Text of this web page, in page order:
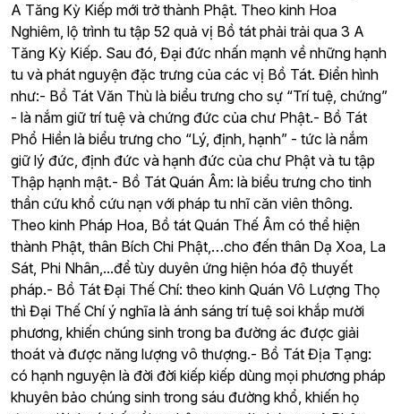
A Tăng Kỳ Kiếp mới trở thành Phật. Theo kinh Hoa
Nghiêm, lộ trình tu tập 52 quả vị Bồ tát phải trải qua 3 A
Tăng Kỳ Kiếp. Sau đó, Đại đức nhấn mạnh về những hạnh
tu và phát nguyện đặc trưng của các vị Bồ Tát. Điển hình
như:- Bồ Tát Văn Thù là biểu trưng cho sự “Trí tuệ, chứng”
- là nắm giữ trí tuệ và chứng đức của chư Phật.- Bồ Tát
Phổ Hiền là biểu trưng cho “Lý, định, hạnh” - tức là nắm
giữ lý đức, định đức và hạnh đức của chư Phật và tu tập
Thập hạnh mật.- Bồ Tát Quán Âm: là biểu trưng cho tinh
thần cứu khổ cứu nạn với pháp tu nhĩ căn viên thông.
Theo kinh Pháp Hoa, Bồ tát Quán Thế Âm có thể hiện
thành Phật, thân Bích Chi Phật,…cho đến thân Dạ Xoa, La
Sát, Phi Nhân,...để tùy duyên ứng hiện hóa độ thuyết
pháp.- Bồ Tát Đại Thế Chí: theo kinh Quán Vô Lượng Thọ
thì Đại Thế Chí ý nghĩa là ánh sáng trí tuệ soi khắp mười
phương, khiến chúng sinh trong ba đường ác được giải
thoát và được năng lượng vô thượng.- Bồ Tát Địa Tạng:
có hạnh nguyện là đời đời kiếp kiếp dùng mọi phương pháp
khuyên bảo chúng sinh trong sáu đường khổ, khiến họ